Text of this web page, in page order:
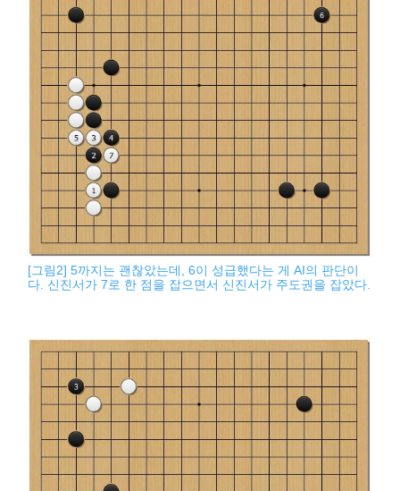
[그림2] 5까지는 괜찮았는데, 6이 성급했다는 게 AI의 판단이
다. 신진서가 7로 한 점을 잡으면서 신진서가 주도권을 잡았다.